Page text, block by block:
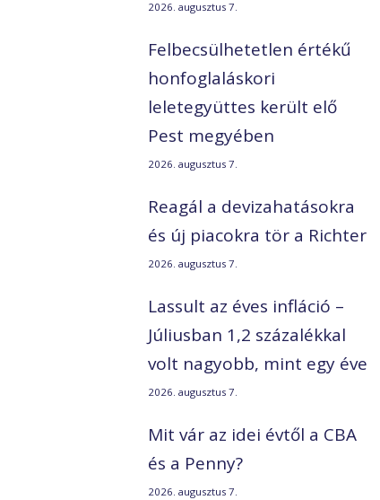
2026. augusztus 7.
Felbecsülhetetlen értékű
honfoglaláskori
leletegyüttes került elő
Pest megyében
2026. augusztus 7.
Reagál a devizahatásokra
és új piacokra tör a Richter
2026. augusztus 7.
Lassult az éves infláció –
Júliusban 1,2 százalékkal
volt nagyobb, mint egy éve
2026. augusztus 7.
Mit vár az idei évtől a CBA
és a Penny?
2026. augusztus 7.